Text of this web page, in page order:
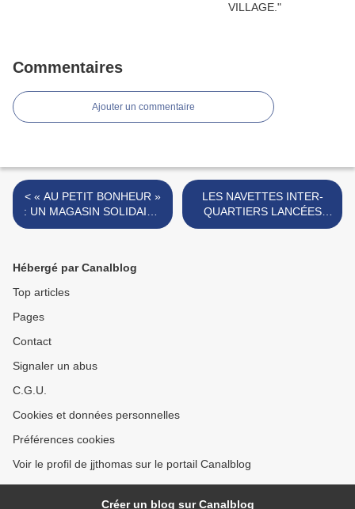
Commentaires
Ajouter un commentaire
< « AU PETIT BONHEUR »
: UN MAGASIN SOLIDAIRE
POUR LES BÉNÉVOLES
LES NAVETTES INTER-
QUARTIERS LANCÉES
AVEC LES TRANSPORTS
Hébergé par Canalblog
Top articles
Pages
Contact
Signaler un abus
C.G.U.
Cookies et données personnelles
Préférences cookies
Voir le profil de jjthomas sur le portail Canalblog
Créer un blog sur Canalblog